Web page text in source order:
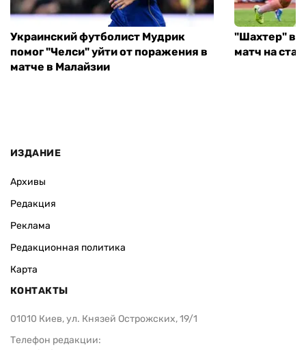
Украинский футболист Мудрик
помог "Челси" уйти от поражения в
матче в Малайзии
"Шахтер"
матч на
ИЗДАНИЕ
Архивы
Редакция
Реклама
Редакционная политика
Карта
КОНТАКТЫ
01010 Киев, ул. Князей Острожских, 19/1
Телефон редакции: